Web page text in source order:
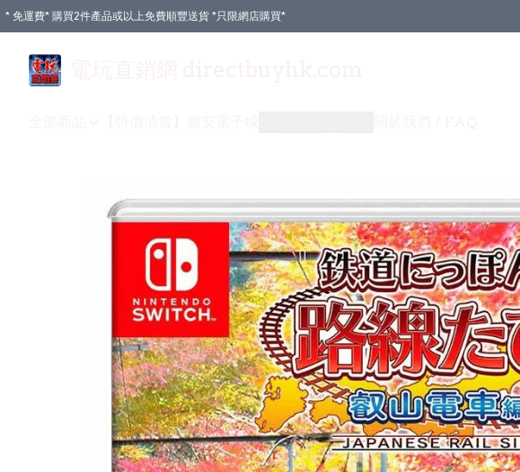
* 免運費* 購買2件產品或以上免費順豐送貨 *只限網店購買*